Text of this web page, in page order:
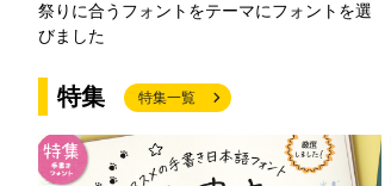
祭りに合うフォントをテーマにフォントを選
びました
特集 特集一覧